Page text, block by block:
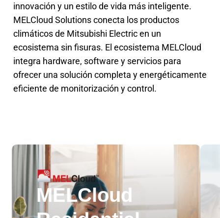
innovación y un estilo de vida más inteligente.
MELCloud Solutions conecta los productos
climáticos de Mitsubishi Electric en un
ecosistema sin fisuras. El ecosistema MELCloud
integra hardware, software y servicios para
ofrecer una solución completa y energéticamente
eficiente de monitorización y control.
MELCloud